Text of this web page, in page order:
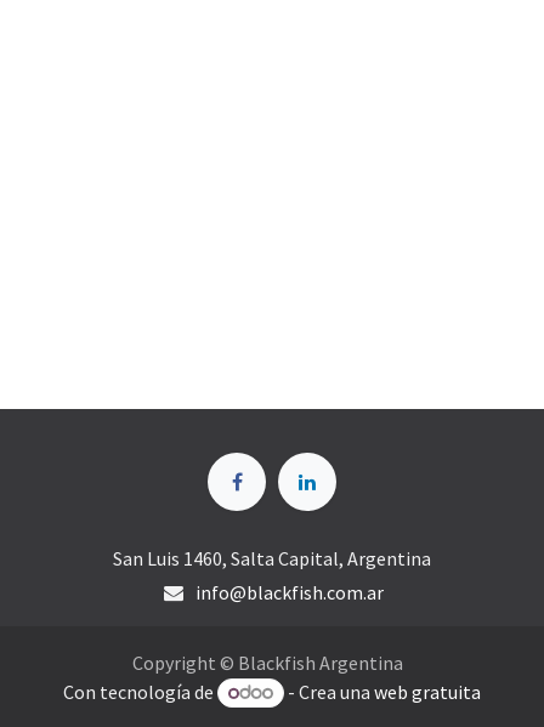
San Luis 1460, Salta Capital, Argentina
info@blackfish.com.ar
Copyright © Blackfish Argentina
Con tecnología de
- Crea una web gratuita